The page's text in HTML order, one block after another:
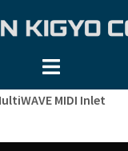
MIDI Inlet